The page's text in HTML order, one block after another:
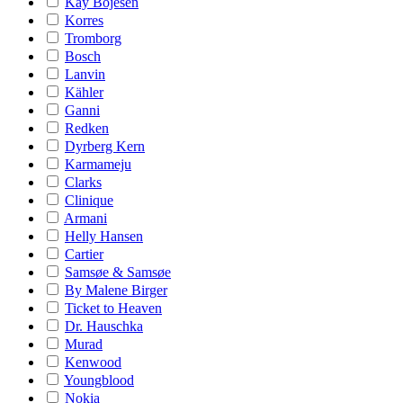
Korres
Tromborg
Bosch
Lanvin
Kähler
Ganni
Redken
Dyrberg Kern
Karmameju
Clarks
Clinique
Armani
Helly Hansen
Cartier
Samsøe & Samsøe
By Malene Birger
Ticket to Heaven
Dr. Hauschka
Murad
Kenwood
Youngblood
Nokia